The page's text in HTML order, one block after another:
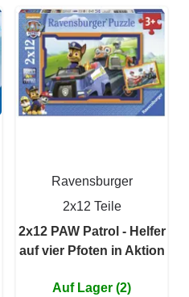
Ravensburger
2x12 Teile
2x12 PAW Patrol - Helfer
auf vier Pfoten in Aktion
Auf Lager (2)